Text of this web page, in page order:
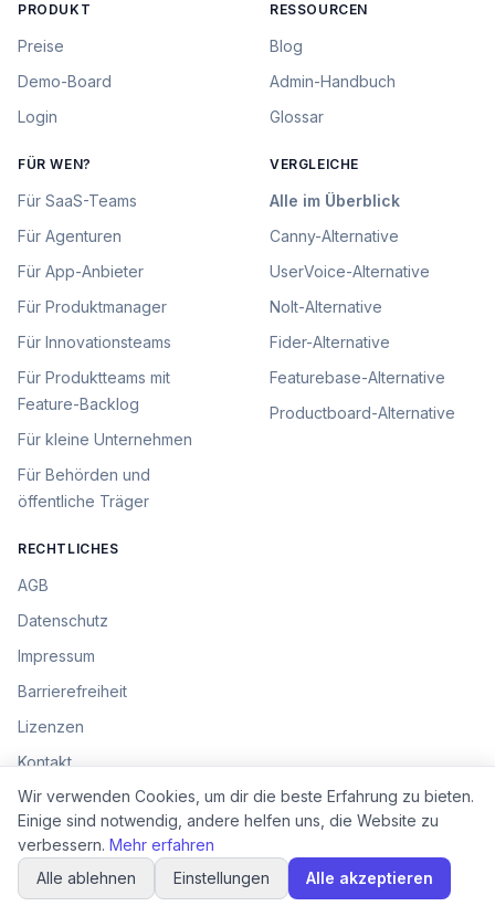
PRODUKT
Preise
Demo-Board
Login
RESSOURCEN
Blog
Admin-Handbuch
Glossar
FÜR WEN?
Für SaaS-Teams
Für Agenturen
Für App-Anbieter
Für Produktmanager
Für Innovationsteams
Für Produktteams mit
Feature-Backlog
Für kleine Unternehmen
Für Behörden und
öffentliche Träger
VERGLEICHE
Alle im Überblick
Canny-Alternative
UserVoice-Alternative
Nolt-Alternative
Fider-Alternative
Featurebase-Alternative
Productboard-Alternative
RECHTLICHES
AGB
Datenschutz
Impressum
Barrierefreiheit
Lizenzen
Kontakt
©2026Ideenkiste. Alle Rechte vorbehalten.
Wir verwenden Cookies, um dir die beste Erfahrung zu bieten.
Einige sind notwendig, andere helfen uns, die Website zu
verbessern. Mehr erfahren
Alle ablehnen
Einstellungen Alle akzeptieren